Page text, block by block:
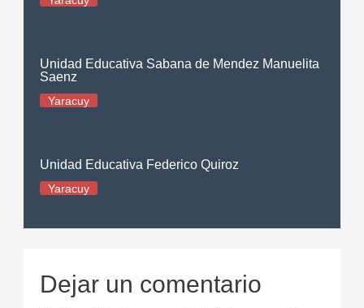
Unidad Educativa Sabana de Mendez Manuelita
Saenz
Yaracuy
Unidad Educativa Federico Quiroz
Yaracuy
Dejar un comentario